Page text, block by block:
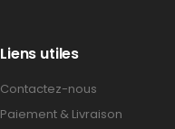
Liens utiles
Contactez-nous
Paiement & Livraison